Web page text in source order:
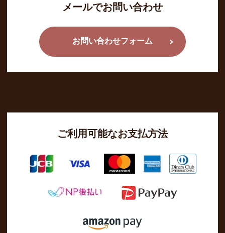
メールでお問い合わせ
お問い合わせフォーム
ご利用可能なお支払方法